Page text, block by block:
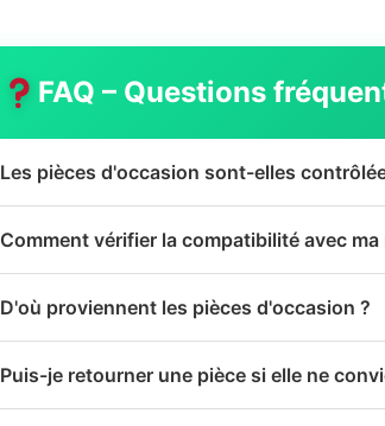
FAQ – Questions
Les pièces d'occasion sont-elles
Comment vérifier la compatibilité avec ma
D'où proviennent les pièces d'occasion ?
Puis-je retourner une pièce si elle ne